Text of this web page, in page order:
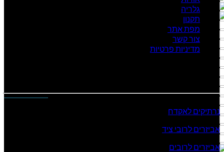
גלריה
תקנון
מפת אתר
צור קשר
מדיניות פרטיות
המוצרים שלנו
נרתיקים לאקדח
אביזרים לרובי ציד
אביזרים לרובים